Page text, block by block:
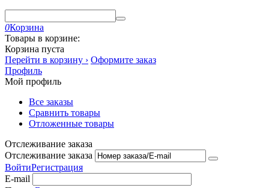
0Корзина
Товары в корзине:
Корзина пуста
Перейти в корзину › Оформите заказ
Профиль
Мой профиль
Все заказы
Сравнить товары
Отложенные товары
Отслеживание заказа
Отслеживание заказа
ВойтиРегистрация
E-mail